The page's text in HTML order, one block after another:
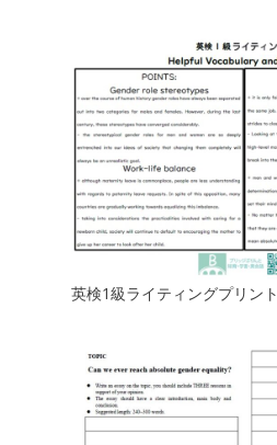
英検1級ライティングプリント